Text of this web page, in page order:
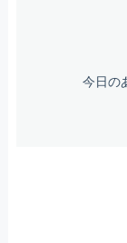
今日の